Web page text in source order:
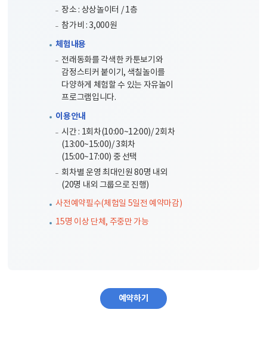
장소 : 상상놀이터 / 1층
참가비 : 3,000원
체험내용
전래동화를 각색한 카툰보기와
감정스티커 붙이기, 색칠놀이를
다양하게 체험할 수 있는 자유놀이
프로그램입니다.
이용안내
시간 : 1회차(10:00~12:00)/ 2회차
(13:00~15:00)/ 3회차
(15:00~17:00) 중 선택
회차별 운영 최대인원 80명 내외
(20명 내외 그룹으로 진행)
사전예약필수(체험일 5일전 예약마감)
15명 이상 단체, 주중만 가능
예약하기